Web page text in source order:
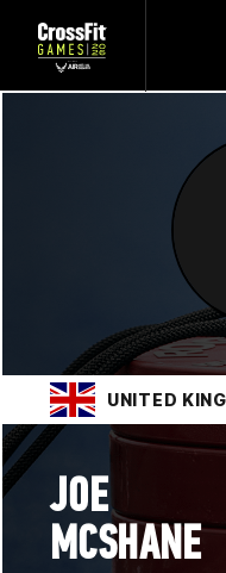
UNITED
JOE
MCSHANE